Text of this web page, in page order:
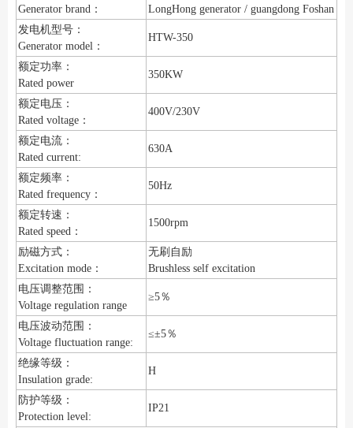
Generator brand：
LongHong generator / guangdong Foshan
发电机型号：
Generator model：
HTW-350
额定功率：
Rated power
350KW
额定电压：
Rated voltage：
400V/230V
额定电流：
Rated current:
630A
额定频率：
Rated frequency：
50Hz
额定转速：
Rated speed：
1500rpm
励磁方式：
Excitation mode：
无刷自励
Brushless self excitation
电压调整范围：
Voltage regulation range
≥5％
电压波动范围：
Voltage fluctuation range:
≤±5％
绝缘等级：
Insulation grade:
H
防护等级：
Protection level:
IP21